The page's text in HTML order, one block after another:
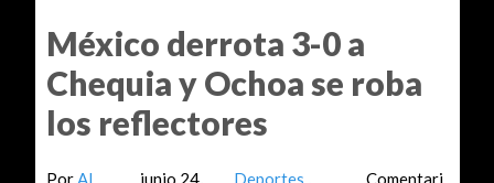
México derrota 3-0 a
Chequia y Ochoa se roba
los reflectores
PorAl
junio 24,
Deportes
Comentari